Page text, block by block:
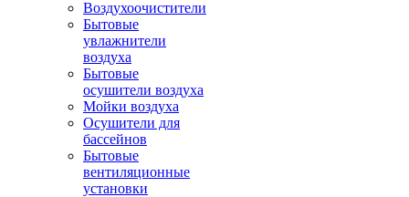
Воздухоочистители
Бытовые
увлажнители
воздуха
Бытовые
осушители воздуха
Мойки воздуха
Осушители для
бассейнов
Бытовые
вентиляционные
установки